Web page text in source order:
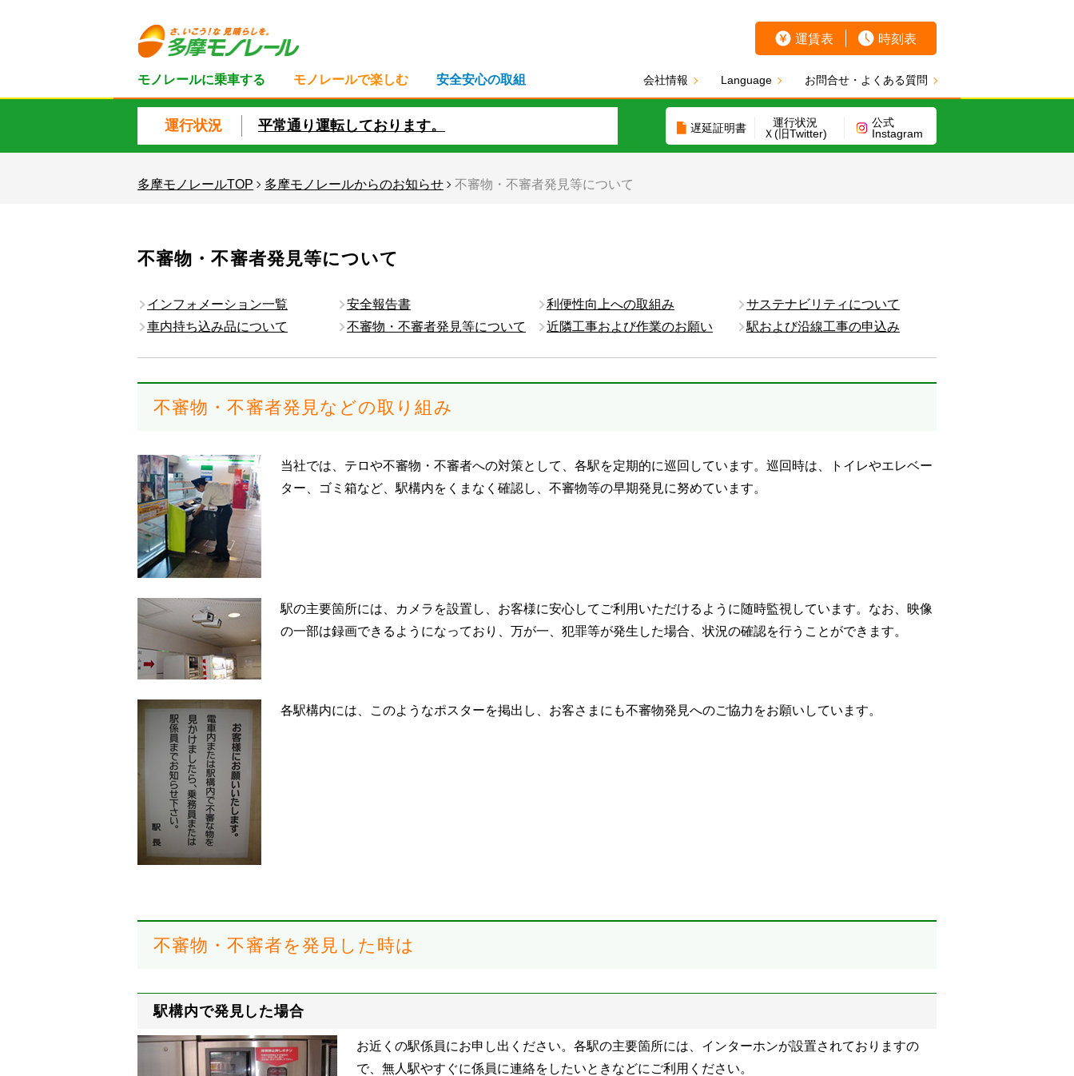
モノレールに乗車する モノレールで楽しむ 安全安心の取組
運賃表 時刻表
会社情報 Language お問合せ・よくある質問
運行状況 平常通り運転しております。 遅延証明書
運行状況
Ｘ(旧Twitter)
公式
Instagram
多摩モノレールTOP 多摩モノレールからのお知らせ 不審物・不審者発見等について
不審物・不審者発見等について
インフォメーション一覧 安全報告書 利便性向上への取組み
サステナビリティについて
車内持ち込み品について
不審物・不審者発見等について 近隣工事および作業のお願い 駅および沿線工事の申込み
不審物・不審者発見などの取り組み
当社では、テロや不審物・不審者への対策として、各駅を定期的に巡回しています。巡回時は、トイレやエレベー
ター、ゴミ箱など、駅構内をくまなく確認し、不審物等の早期発見に努めています。
駅の主要箇所には、カメラを設置し、お客様に安心してご利用いただけるように随時監視しています。なお、映像
の一部は録画できるようになっており、万が一、犯罪等が発生した場合、状況の確認を行うことができます。
各駅構内には、このようなポスターを掲出し、お客さまにも不審物発見へのご協力をお願いしています。
不審物・不審者を発見した時は
駅構内で発見した場合
お近くの駅係員にお申し出ください。各駅の主要箇所には、インターホンが設置されておりますの
で、無人駅やすぐに係員に連絡をしたいときなどにご利用ください。